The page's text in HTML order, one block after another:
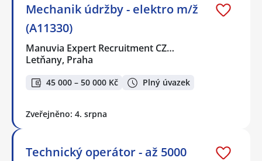
Mechanik údržby - elektro m/ž
(A11330)
Manuvia Expert Recruitment CZ…
Letňany, Praha
45 000 – 50 000 Kč Plný úvazek
Zveřejněno: 4. srpna
Technický operátor - až 5000